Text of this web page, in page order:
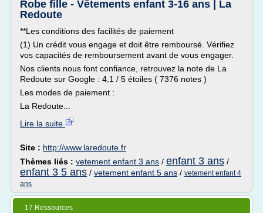
Robe fille - Vêtements enfant 3-16 ans | La
Redoute
**Les conditions des facilités de paiement
(1) Un crédit vous engage et doit être remboursé. Vérifiez
vos capacités de remboursement avant de vous engager.
Nos clients nous font confiance, retrouvez la note de La
Redoute sur Google : 4,1 / 5 étoiles ( 7376 notes )
Les modes de paiement :
La Redoute...
Lire la suite
Site : http://www.laredoute.fr
Thèmes liés : vetement enfant 3 ans / enfant 3 ans /
enfant 3 5 ans / vetement enfant 5 ans / vetement enfant 4
ans
17 Ressources